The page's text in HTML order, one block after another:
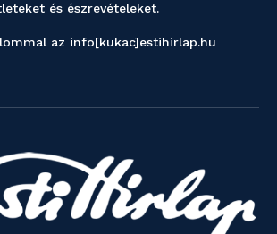
és észrevételeket.
az info[kukac]estihirlap.hu